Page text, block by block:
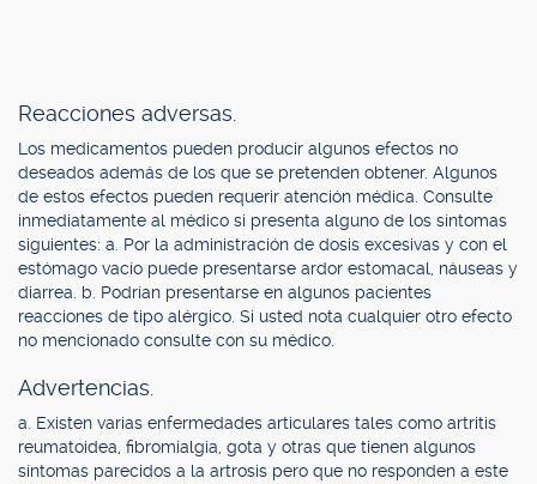
Reacciones adversas.
Los medicamentos pueden producir algunos efectos no
deseados además de los que se pretenden obtener. Algunos
de estos efectos pueden requerir atención médica. Consulte
inmediatamente al médico si presenta alguno de los síntomas
siguientes: a. Por la administración de dosis excesivas y con el
estómago vacío puede presentarse ardor estomacal, náuseas y
diarrea. b. Podrían presentarse en algunos pacientes
reacciones de tipo alérgico. Si usted nota cualquier otro efecto
no mencionado consulte con su médico.
Advertencias.
a. Existen varias enfermedades articulares tales como artritis
reumatoidea, fibromialgia, gota y otras que tienen algunos
síntomas parecidos a la artrosis pero que no responden a este